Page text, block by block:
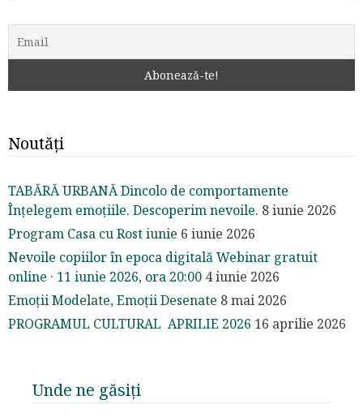
Noutăți
TABĂRĂ URBANĂ Dincolo de comportamente
Înțelegem emoțiile. Descoperim nevoile. 8 iunie 2026
Program Casa cu Rost iunie 6 iunie 2026
Nevoile copiilor în epoca digitală Webinar gratuit
online · 11 iunie 2026, ora 20:00 4 iunie 2026
Emoții Modelate, Emoții Desenate 8 mai 2026
PROGRAMUL CULTURAL APRILIE 2026 16 aprilie 2026
Unde ne găsiți